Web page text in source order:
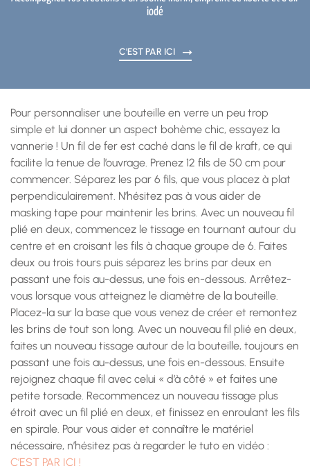
iodé
C'EST PAR ICI
Pour personnaliser une bouteille en verre un peu trop
simple et lui donner un aspect bohème chic, essayez la
vannerie ! Un fil de fer est caché dans le fil de kraft, ce qui
facilite la tenue de l’ouvrage. Prenez 12 fils de 50 cm pour
commencer. Séparez les par 6 fils, que vous placez à plat
perpendiculairement. N’hésitez pas à vous aider de
masking tape pour maintenir les brins. Avec un nouveau fil
plié en deux, commencez le tissage en tournant autour du
centre et en croisant les fils à chaque groupe de 6. Faites
deux ou trois tours puis séparez les brins par deux en
passant une fois au-dessus, une fois en-dessous. Arrêtez-
vous lorsque vous atteignez le diamètre de la bouteille.
Placez-la sur la base que vous venez de créer et remontez
les brins de tout son long. Avec un nouveau fil plié en deux,
faites un nouveau tissage autour de la bouteille, toujours en
passant une fois au-dessus, une fois en-dessous. Ensuite
rejoignez chaque fil avec celui « d’à côté » et faites une
petite torsade. Recommencez un nouveau tissage plus
étroit avec un fil plié en deux, et finissez en enroulant les fils
en spirale. Pour vous aider et connaître le matériel
nécessaire, n’hésitez pas à regarder le tuto en vidéo :
C’EST PAR ICI !